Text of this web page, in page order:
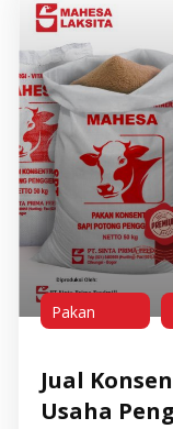
Pakan
Jual
Usaha